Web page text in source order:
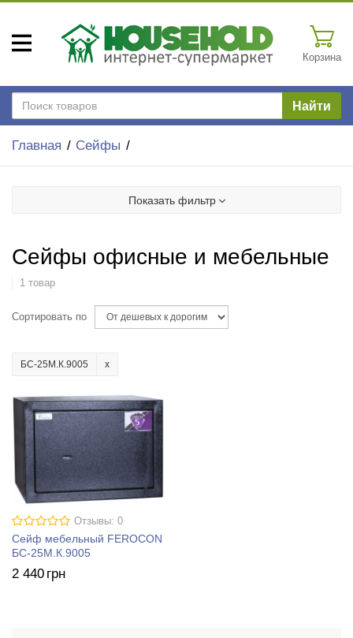
Корзина
Найти
Главная Сейфы
Показать фильтр
Сейфы офисные и мебельные
1 товар
Сортировать по
БС-25М.К.9005
Отзывы: 0
Сейф мебельный FEROCON
БС-25М.К.9005
2 440 грн